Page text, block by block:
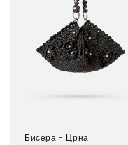
Бисера - Црна